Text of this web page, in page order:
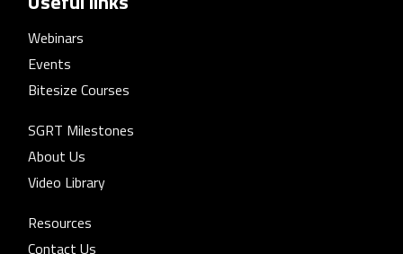
Webinars
Events
Bitesize Courses
SGRT Milestones
About Us
Video Library
Resources
Contact Us